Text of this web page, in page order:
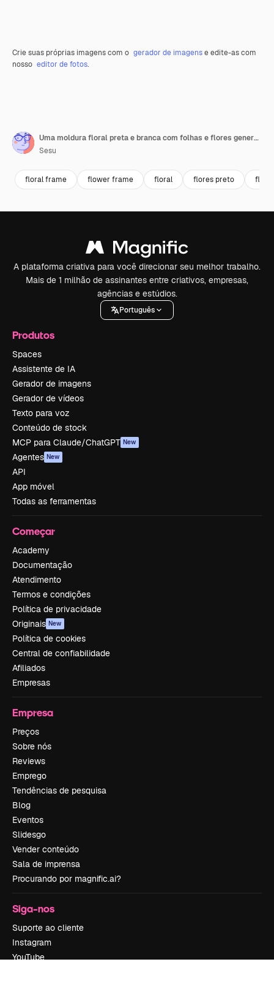
Crie suas próprias imagens com o gerador de imagense edite-as com
nosso editor de fotos.
Uma moldura floral preta e branca com folhas e flores generativas ai
Sesu
floral frame flower frame floral flores preto
A plataforma criativa para você direcionar seu melhor trabalho.
Mais de 1 milhão de assinantes entre criativos, empresas,
agências e estúdios.
Português
Produtos
Spaces
Assistente de IA
Gerador de imagens
Gerador de vídeos
Texto para voz
Conteúdo de stock
MCP para Claude/ChatGPT New
Agentes New
API
App móvel
Todas as ferramentas
Começar
Academy
Documentação
Atendimento
Termos e condições
Política de privacidade
Originais New
Política de cookies
Central de confiabilidade
Afiliados
Empresas
Empresa
Preços
Sobre nós
Reviews
Emprego
Tendências de pesquisa
Blog
Eventos
Slidesgo
Vender conteúdo
Sala de imprensa
Procurando por magnific.ai?
Siga-nos
Suporte ao cliente
Instagram
YouTube